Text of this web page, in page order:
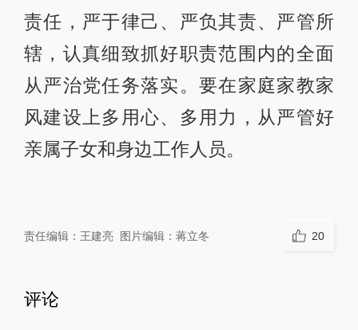
责任，严于律己、严负其责、严管所
辖，认真细致抓好职责范围内的全面
从严治党任务落实。要在家庭家教家
风建设上多用心、多用力，从严管好
亲属子女和身边工作人员。
责任编辑： 王建亮 图片编辑： 蒋立冬 20
评论